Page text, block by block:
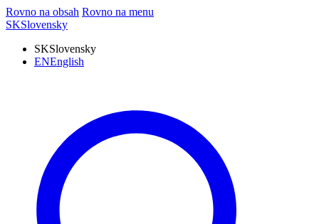
Rovno na obsah Rovno na menu
SKSlovensky
SKSlovensky
ENEnglish